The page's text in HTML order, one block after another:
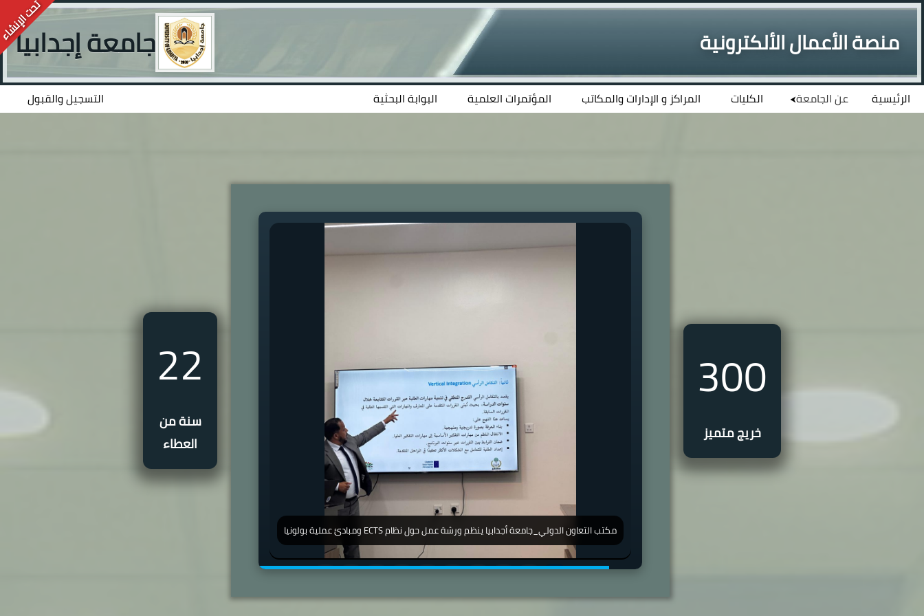
منصة الأعمال الألكترونية جامعة إجدابيا
الرئيسية عن الجامعة الكليات المراكز و الإدارات والمكاتب المؤتمرات العلمية البوابة البحثية التسجيل والقبول
22
سنة من
العطاء
جامعة_اجدابيا_ تشارك في مؤتمر دولي عن أمرض الجلدية
300
خريج متميز